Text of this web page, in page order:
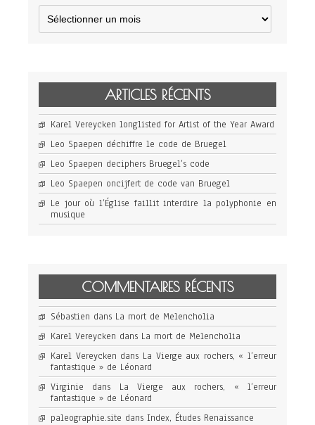
Archives
ARTICLES RÉCENTS
Karel Vereycken longlisted for Artist of the Year Award
Leo Spaepen déchiffre le code de Bruegel
Leo Spaepen deciphers Bruegel’s code
Leo Spaepen oncijfert de code van Bruegel
Le jour où l’Église faillit interdire la polyphonie en
musique
COMMENTAIRES RÉCENTS
Sébastien dans La mort de Melencholia
Karel Vereycken dans La mort de Melencholia
Karel Vereycken dans La Vierge aux rochers, « l’erreur
fantastique » de Léonard
Virginie dans La Vierge aux rochers, « l’erreur
fantastique » de Léonard
paleographie.site dans Index, Études Renaissance